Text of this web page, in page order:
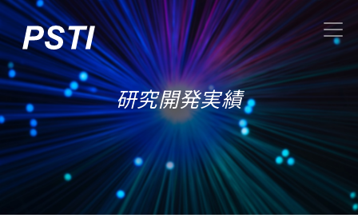
研究開発実績